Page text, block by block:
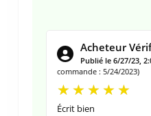
Acheteur
Publié le 6/27/23,
commande : 5/24/2023)
Écrit bien